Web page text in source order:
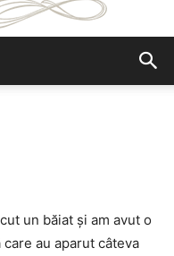
un băiat și am avut o
au aparut câteva